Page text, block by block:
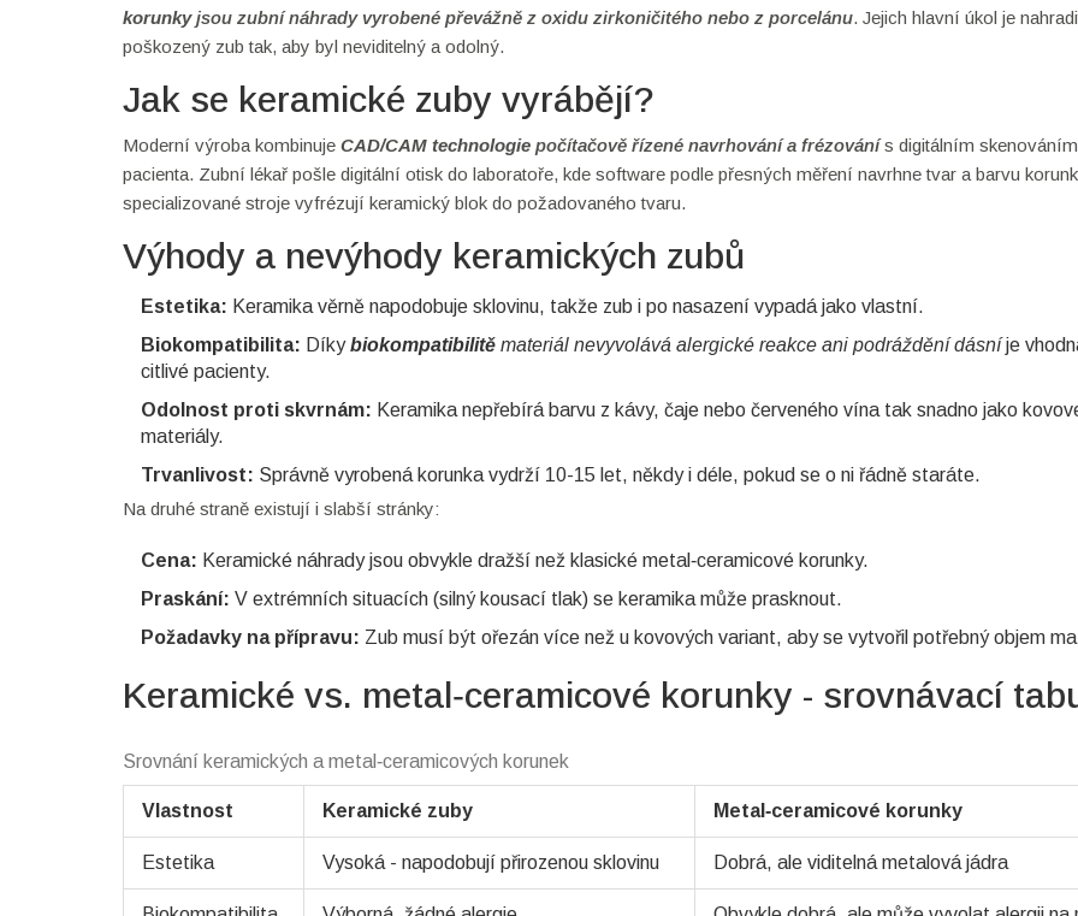
korunky jsou zubní náhrady vyrobené převážně z oxidu zirkoničitého nebo z porcelánu. Jejich hlavní úkol je
poškozený zub tak, aby byl neviditelný a odolný.
Jak se keramické zuby vyrábějí?
Moderní výroba kombinuje CAD/CAM technologie počítačově řízené navrhování a frézovánís digitálním
pacienta. Zubní lékař pošle digitální otisk do laboratoře, kde software podle přesných měření navrhne tvar a barvu
specializované stroje vyfrézují keramický blok do požadovaného tvaru.
Výhody a nevýhody keramických zubů
Estetika: Keramika věrně napodobuje sklovinu, takže zub i po nasazení vypadá jako vlastní.
Biokompatibilita: Díkybiokompatibilitě materiál nevyvolává alergické reakce ani podráždění dásníje
citlivé pacienty.
Odolnost proti skvrnám: Keramika nepřebírá barvu z kávy, čaje nebo červeného vína tak snadno jako
materiály.
Trvanlivost: Správně vyrobená korunka vydrží 10-15 let, někdy i déle, pokud se o ni řádně staráte.
Na druhé straně existují i slabší stránky:
Cena: Keramické náhrady jsou obvykle dražší než klasické metal‑ceramicové korunky.
Praskání: V extrémních situacích (silný kousací tlak) se keramika může prasknout.
Požadavky na přípravu: Zub musí být ořezán více než u kovových variant, aby se vytvořil potřebný objem
Keramické vs. metal‑ceramicové korunky - srovnávací
Srovnání keramických a metal‑ceramicových korunek
Vlastnost Keramické zuby Metal‑ceramicové korunky
Estetika Vysoká - napodobují přirozenou sklovinu Dobrá, ale viditelná metalová jádra